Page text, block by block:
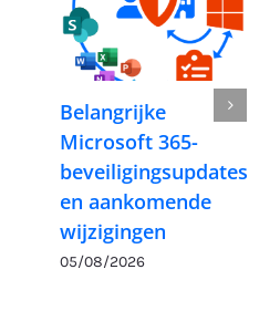
Belangrijke
Microsoft 365-
beveiligingsupdates
en aankomende
wijzigingen
05/08/2026